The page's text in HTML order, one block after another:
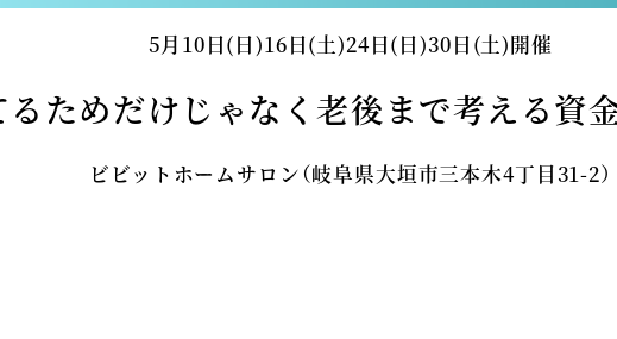
5月10日(日)16日(土)24日(日)30日(土)開催
ためだけじゃなく老後まで考える資
ビビットホームサロン（岐阜県大垣市三本木4丁目31-2）